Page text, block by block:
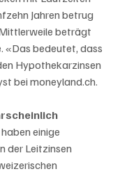
Jahren betrug
beträgt
«Das bedeutet, dass
Hypothekarzinsen
bei moneyland.ch.
einige
der Leitzinsen